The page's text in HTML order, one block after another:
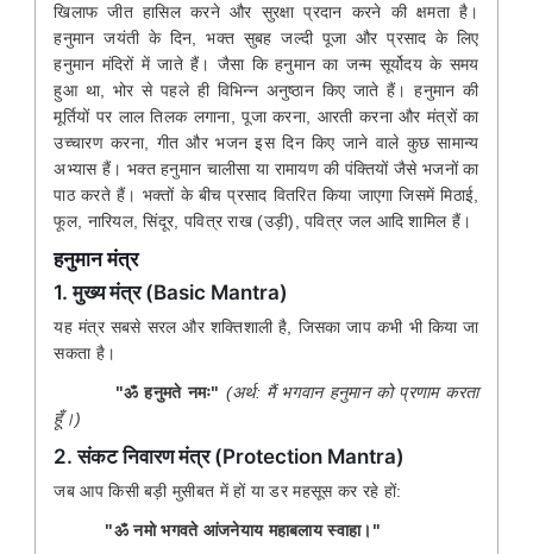
खिलाफ जीत हासिल करने और सुरक्षा प्रदान करने की क्षमता है।
हनुमान जयंती के दिन, भक्त सुबह जल्दी पूजा और प्रसाद के लिए
हनुमान मंदिरों में जाते हैं। जैसा कि हनुमान का जन्म सूर्योदय के समय
हुआ था, भोर से पहले ही विभिन्न अनुष्ठान किए जाते हैं। हनुमान की
मूर्तियों पर लाल तिलक लगाना, पूजा करना, आरती करना और मंत्रों का
उच्चारण करना, गीत और भजन इस दिन किए जाने वाले कुछ सामान्य
अभ्यास हैं। भक्त हनुमान चालीसा या रामायण की पंक्तियों जैसे भजनों का
पाठ करते हैं। भक्तों के बीच प्रसाद वितरित किया जाएगा जिसमें मिठाई,
फूल, नारियल, सिंदूर, पवित्र राख (उड़ी), पवित्र जल आदि शामिल हैं।
हनुमान मंत्र
1. मुख्य मंत्र (Basic Mantra)
यह मंत्र सबसे सरल और शक्तिशाली है, जिसका जाप कभी भी किया जा
सकता है।
"ॐ हनुमते नमः" (अर्थ: मैं भगवान हनुमान को प्रणाम करता
हूँ।)
2. संकट निवारण मंत्र (Protection Mantra)
जब आप किसी बड़ी मुसीबत में हों या डर महसूस कर रहे हों:
"ॐ नमो भगवते आंजनेयाय महाबलाय स्वाहा।"